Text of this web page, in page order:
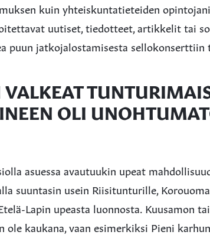
kuin yhteiskuntatieteiden
uutiset, tiedotteet, artikkelit tai
puun jatkojalostamisesta sellokonserttiin
OLI
asuessa avautuukin upeat
suuntasin usein Riisitunturille,
Lapin upeasta luonnosta. Kuusamon
kaukana, vaan esimerkiksi Pieni